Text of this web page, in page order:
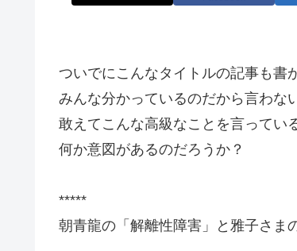
ついでにこんなタイトルの記事も書
みんな分かっているのだから言わな
敢えてこんな高級なことを言ってい
何か意図があるのだろうか？
*****
朝青龍の「解離性障害」と雅子さま